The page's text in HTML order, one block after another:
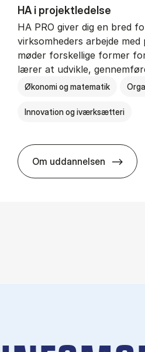
HA i pro­jekt­le­del­se
HA PRO giver dig en bred
virksomheders arbejde
møder forskellige former
lærer at udvikle,
Økonomi og matematik
Innovation og iværksætteri
Om uddannelsen
HA i